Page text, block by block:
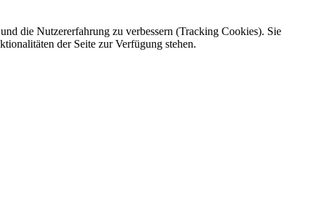
die Nutzererfahrung zu verbessern (Tracking Cookies). Sie
der Seite zur Verfügung stehen.